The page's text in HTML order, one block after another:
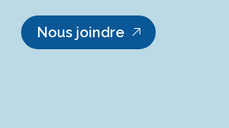
Nous joindre